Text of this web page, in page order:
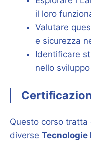
il loro
Valutare
e sicurezza
Identificare
nello sviluppo
Questo corso tratta
diverse Tecnologie